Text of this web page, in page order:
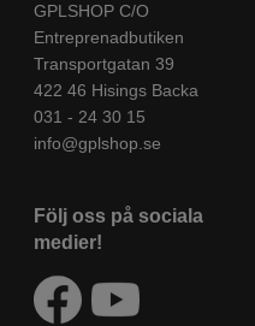
GPLSHOP C/O
Entreprenadbutiken
Transportgatan 39
422 46 Hisings Backa
031 - 24 30 15
info@gplshop.se
Följ oss på sociala
medier!